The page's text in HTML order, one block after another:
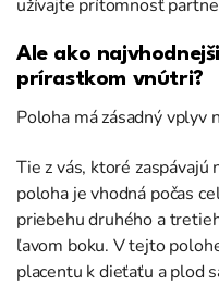
užívajte prítomnosť
Ale ako
prírastkom vnútri?
Poloha má zásadný vplyv
Tie z vás, ktoré zaspávajú
poloha je vhodná počas
priebehu druhého a
ľavom boku. V tejto
placentu k dieťaťu a plod